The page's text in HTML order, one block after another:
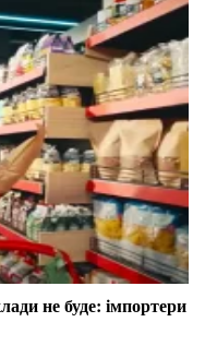
не буде: імпортери